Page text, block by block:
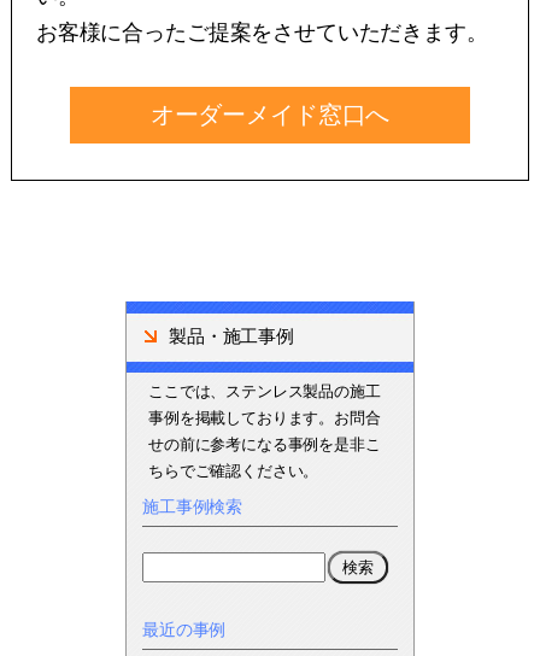
お客様に合ったご提案をさせていただきます。
オーダーメイド窓口へ
製品・施工事例
ここでは、ステンレス製品の施工
事例を掲載しております。お問合
せの前に参考になる事例を是非こ
ちらでご確認ください。
施工事例検索
最近の事例